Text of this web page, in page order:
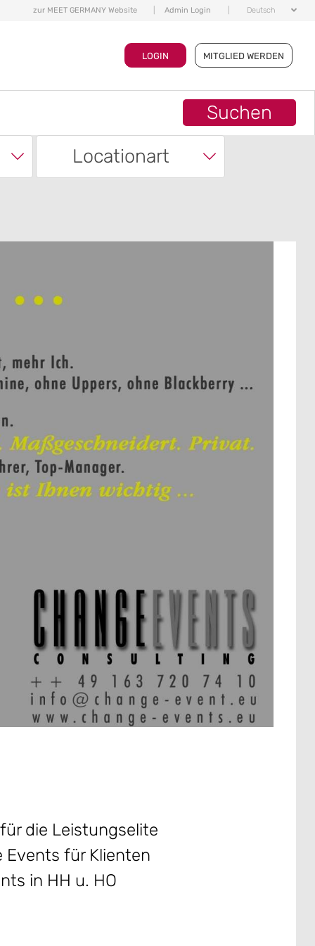
zur MEET GERMANY Website Admin Login Deutsch
LOGIN MITGLIED WERDEN
Suchen
Locationart
die Leistungselite
Events für Klienten
in HH u. HO